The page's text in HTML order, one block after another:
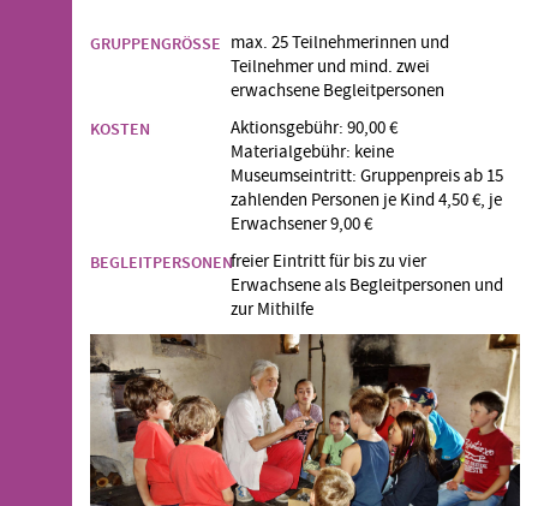
GRUPPENGRÖSSE
max. 25 Teilnehmerinnen und
Teilnehmer und mind. zwei
erwachsene Begleitpersonen
KOSTEN
Aktionsgebühr: 90,00 €
Materialgebühr: keine
Museumseintritt: Gruppenpreis ab 15
zahlenden Personen je Kind 4,50 €, je
Erwachsener 9,00 €
BEGLEITPERSONENfreier Eintritt für bis zu vier
Erwachsene als Begleitpersonen und
zur Mithilfe